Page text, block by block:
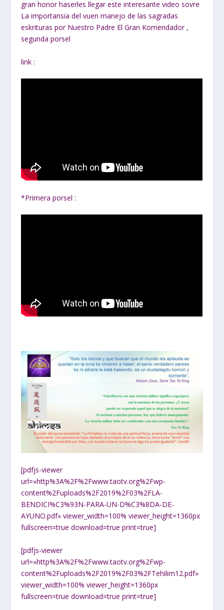
gran honor haserles llegar este interesante video sovre
La importansia del vuen manejo de las sagradas
eskrituras por Nuestro Padre El Gran Komendador ,
segunda porsel
link :
*Primera porsel :
[pdfjs-viewer
url=»http%3A%2F%2Fwww.taotv.org%2Fwp-
content%2Fuploads%2F2019%2F03%2FLA-
BENDICI%C3%93N-PARA-UN-D%C3%8DA-DE-
AYUNO.pdf» viewer_width=100% viewer_height=1360px
fullscreen=true download=true print=true]
[pdfjs-viewer
url=»http%3A%2F%2Fwww.taotv.org%2Fwp-
content%2Fuploads%2F2019%2F03%2FTehilim12.pdf»
viewer_width=100% viewer_height=1360px
fullscreen=true download=true print=true]